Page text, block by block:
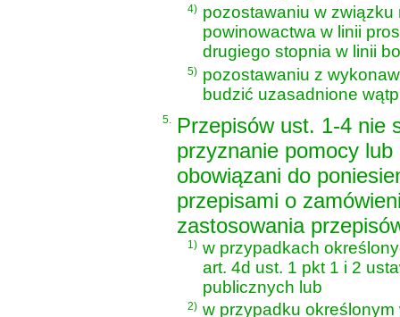
4) pozostawaniu w związku
powinowactwa w linii
drugiego stopnia w linii
5) pozostawaniu z
budzić uzasadnione
5.
Przepisów ust. 1-4 nie
przyznanie pomocy
obowiązani do
przepisami o
zastosowania
1) w przypadkach
art. 4d ust. 1 pkt 1 i 2
publicznych lub
2) w przypadku